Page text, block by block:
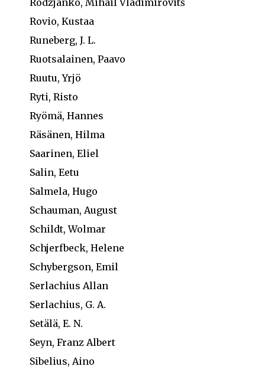
Rodzjanko, Mihail Vladimirovitš
Rovio, Kustaa
Runeberg, J. L.
Ruotsalainen, Paavo
Ruutu, Yrjö
Ryti, Risto
Ryömä, Hannes
Räsänen, Hilma
Saarinen, Eliel
Salin, Eetu
Salmela, Hugo
Schauman, August
Schildt, Wolmar
Schjerfbeck, Helene
Schybergson, Emil
Serlachius Allan
Serlachius, G. A.
Setälä, E. N.
Seyn, Franz Albert
Sibelius, Aino